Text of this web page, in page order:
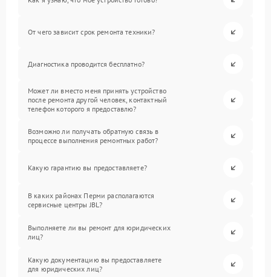
От чего зависит срок ремонта техники?
Диагностика проводится бесплатно?
Может ли вместо меня принять устройство
после ремонта другой человек, контактный
телефон которого я предоставлю?
Возможно ли получать обратную связь в
процессе выполнения ремонтных работ?
Какую гарантию вы предоставляете?
В каких районах Перми располагаются
сервисные центры JBL?
Выполняете ли вы ремонт для юридических
лиц?
Какую документацию вы предоставляете
для юридических лиц?